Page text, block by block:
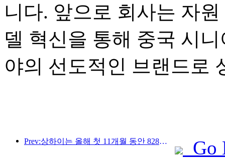
니다. 앞으로 회사는 자
델 혁신을 통해 중국 시
야의 선도적인 브랜드로
Prev:상하이는 올해 첫 11개월 동안 828만 2천 명의 외국인 관광객을 유치하여 당초 예상치를 뛰어넘었다.
Go